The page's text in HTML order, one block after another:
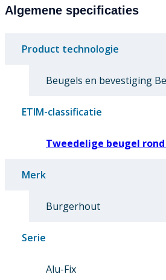
Algemene specificaties
Product technologie
Beugels en bevestiging
ETIM-classificatie
Tweedelige beugel rond
Merk
Burgerhout
Serie
Alu-Fix